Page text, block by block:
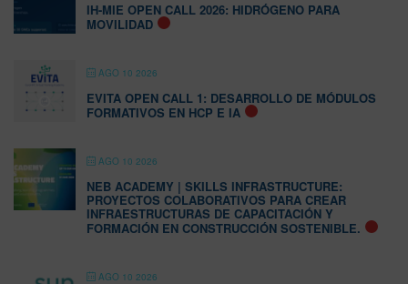
IH-MIE OPEN CALL 2026: HIDRÓGENO PARA
MOVILIDAD
AGO 10 2026
EVITA OPEN CALL 1: DESARROLLO DE MÓDULOS
FORMATIVOS EN HCP E IA
AGO 10 2026
NEB ACADEMY | SKILLS INFRASTRUCTURE:
PROYECTOS COLABORATIVOS PARA CREAR
INFRAESTRUCTURAS DE CAPACITACIÓN Y
FORMACIÓN EN CONSTRUCCIÓN SOSTENIBLE.
AGO 10 2026